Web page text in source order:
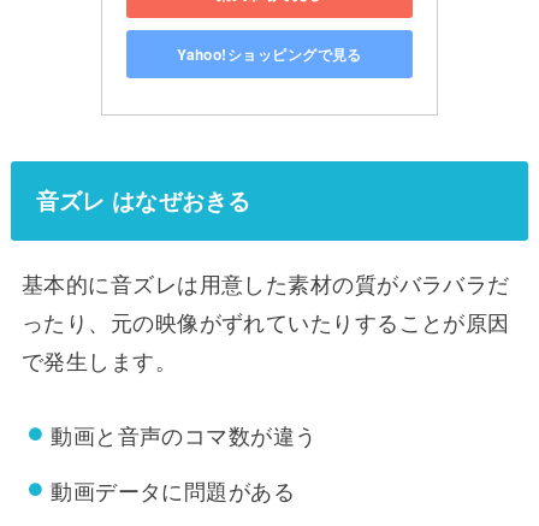
Yahoo!ショッピングで見る
音ズレ はなぜおきる
基本的に音ズレは用意した素材の質がバラバラだ
ったり、元の映像がずれていたりすることが原因
で発生します。
動画と音声のコマ数が違う
動画データに問題がある